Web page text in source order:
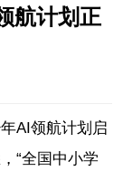
航计划正
AI领航计划启
“全国中小学